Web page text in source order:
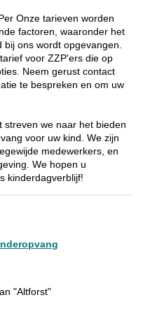
Onze tarieven worden
factoren, waaronder het
bij ons wordt opgevangen.
voor ZZP'ers die op
Neem gerust contact
te bespreken en om uw
streven we naar het bieden
voor uw kind. We zijn
medewerkers, en
We hopen u
kinderdagverblijf!
"Altforst"